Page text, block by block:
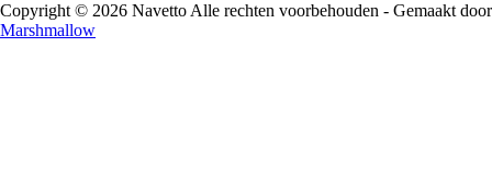
Copyright © 2026 Navetto Alle rechten voorbehouden - Gemaakt door
Marshmallow